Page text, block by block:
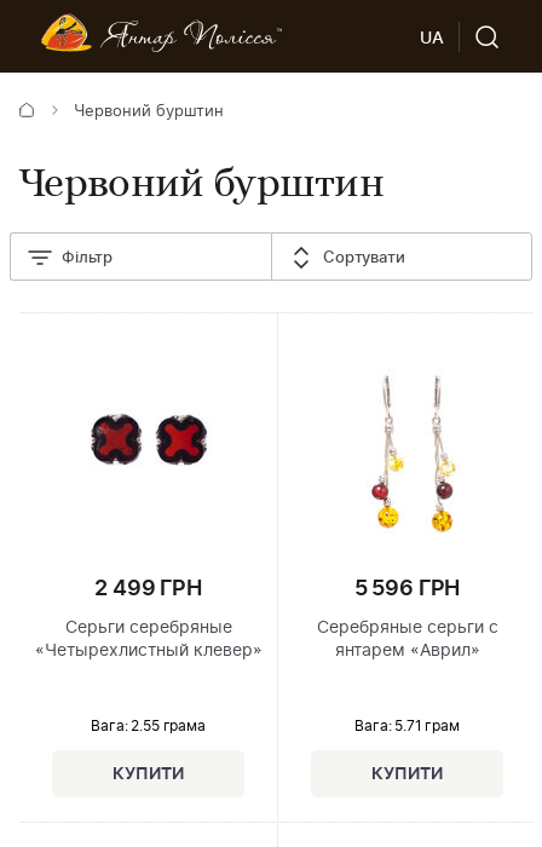
UA
Червоний бурштин
Червоний бурштин
Фільтр Сортувати
2 499 ГРН
Серьги серебряные
«Четырехлистный клевер»
Вага: 2.55 грама
5 596 ГРН
Серебряные серьги с
янтарем «Аврил»
Вага: 5.71 грам